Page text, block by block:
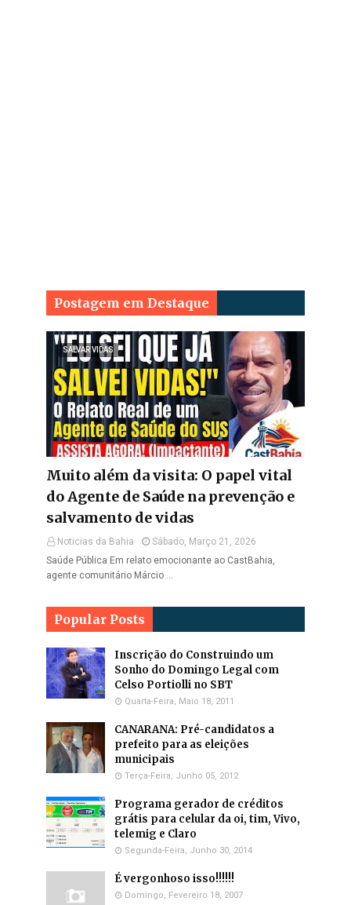
Postagem em Destaque
SALVAR VIDAS
Muito além da visita: O papel vital
do Agente de Saúde na prevenção e
salvamento de vidas
Noticias da Bahia
Sábado, Março 21, 2026
Saúde Pública Em relato emocionante ao CastBahia,
agente comunitário Márcio …
Popular Posts
Inscrição do Construindo um
Sonho do Domingo Legal com
Celso Portiolli no SBT
Quarta-Feira, Maio 18, 2011
CANARANA: Pré-candidatos a
prefeito para as eleições
municipais
Terça-Feira, Junho 05, 2012
Programa gerador de créditos
grátis para celular da oi, tim, Vivo,
telemig e Claro
Segunda-Feira, Junho 30, 2014
É vergonhoso isso!!!!!!
Domingo, Fevereiro 18, 2007